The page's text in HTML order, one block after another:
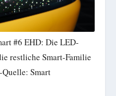
#6 EHD: Die LED-
restliche Smart-Familie
Smart